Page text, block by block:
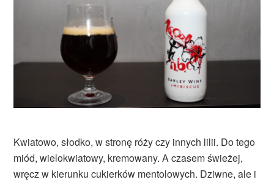
Kwiatowo, słodko, w stronę róży czy innych lilii. Do tego
miód, wielokwiatowy, kremowany. A czasem świeżej,
wręcz w kierunku cukierków mentolowych. Dziwne, ale i